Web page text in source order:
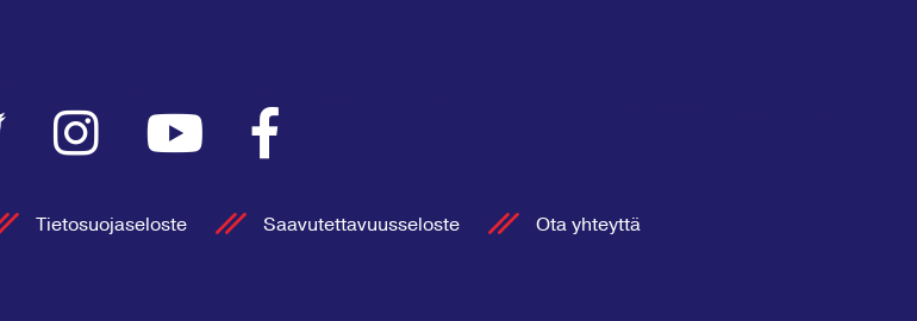
Tietosuojaseloste Saavutettavuusseloste Ota yhteyttä